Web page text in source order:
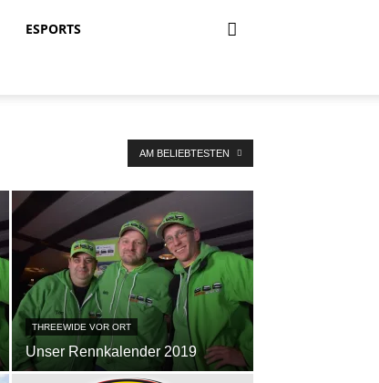
ESPORTS
AM BELIEBTESTEN
THREEWIDE VOR ORT
Unser Rennkalender 2019